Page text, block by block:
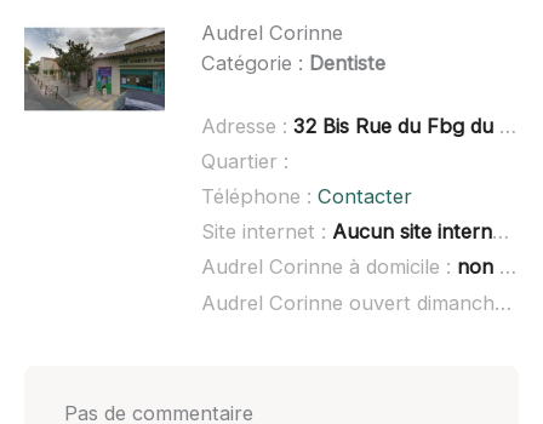
Audrel Corinne
Catégorie : Dentiste
Adresse : 32 Bis Rue du Fbg du 12 Avril, 30220 Aigues-Mortes
Quartier :
Téléphone : Contacter
Site internet : Aucun site internet connu
Audrel Corinne à domicile : non renseigné
Audrel Corinne ouvert dimanche :
Pas de commentaire